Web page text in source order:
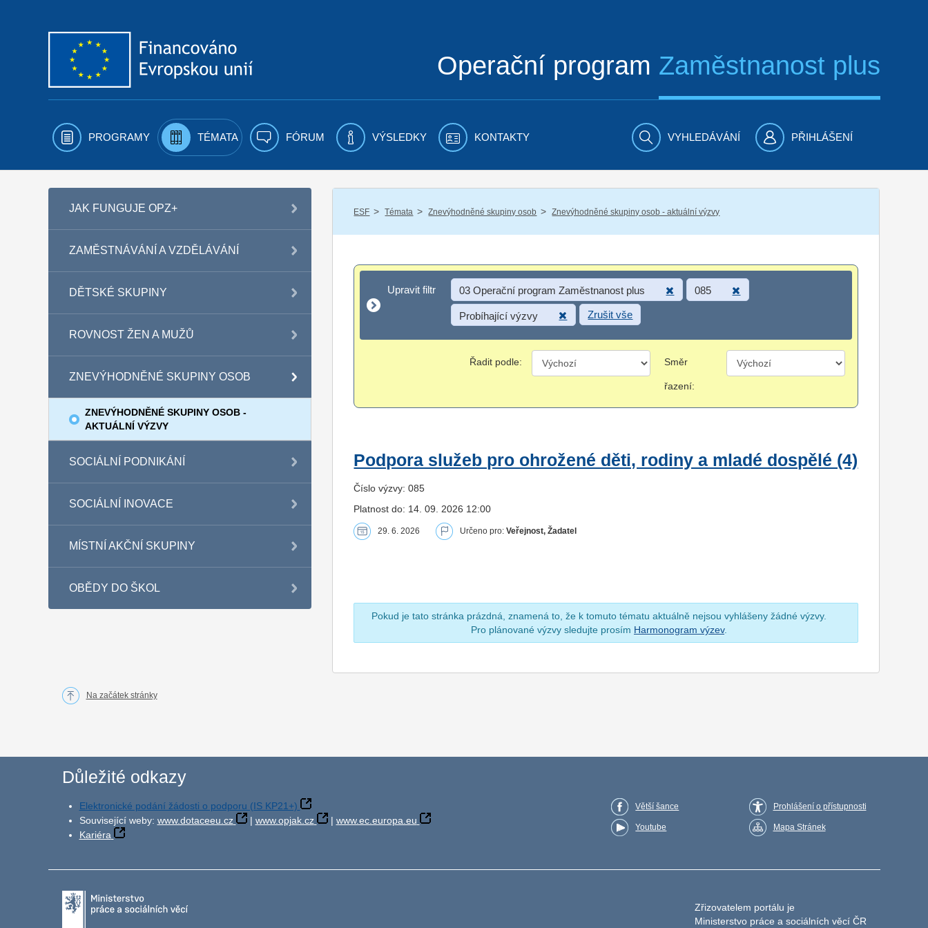
Operační program Zaměstnanost plus
PROGRAMY TÉMATA FÓRUM VÝSLEDKY KONTAKTY VYHLEDÁVÁNÍ PŘIHLÁŠENÍ
JAK FUNGUJE OPZ+
ZAMĚSTNÁVÁNÍ A VZDĚLÁVÁNÍ
DĚTSKÉ SKUPINY
ROVNOST ŽEN A MUŽŮ
ZNEVÝHODNĚNÉ SKUPINY OSOB
ZNEVÝHODNĚNÉ SKUPINY OSOB -
AKTUÁLNÍ VÝZVY
SOCIÁLNÍ PODNIKÁNÍ
SOCIÁLNÍ INOVACE
MÍSTNÍ AKČNÍ SKUPINY
OBĚDY DO ŠKOL
ESF / Témata / Znevýhodněné skupiny osob / Znevýhodněné skupiny osob - aktuální výzvy
Upravit filtr
Upravit filtr 03 Operační program Zaměstnanost plus 085
Probíhající výzvy Zrušit vše
Řadit podle: Směr
řazení:
Podpora služeb pro ohrožené děti, rodiny a mladé dospělé (4)
Číslo výzvy: 085
Platnost do: 14. 09. 2026 12:00
29. 6. 2026 Určeno pro:Veřejnost, Žadatel
Pokud je tato stránka prázdná, znamená to, že k tomuto tématu aktuálně nejsou vyhlášeny žádné výzvy.
Pro plánované výzvy sledujte prosím Harmonogram výzev.
Na začátek stránky
Důležité odkazy
Elektronické podání žádosti o podporu (IS KP21+)
Související weby: www.dotaceeu.cz | www.opjak.cz | www.ec.europa.eu
Kariéra
Větší šance
Youtube
Prohlášení o přístupnosti
Mapa Stránek
Zřizovatelem portálu je
Ministerstvo práce a sociálních věcí ČR